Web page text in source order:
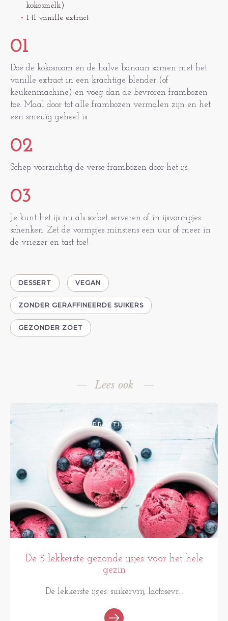
kokosmelk)
1 tl vanille extract
01
Doe de kokosroom en de halve banaan samen met het
vanille extract in een krachtige blender (of
keukenmachine) en voeg dan de bevroren frambozen
toe. Maal door tot alle frambozen vermalen zijn en het
een smeuïg geheel is.
02
Schep voorzichtig de verse frambozen door het ijs.
03
Je kunt het ijs nu als sorbet serveren of in ijsvormpjes
schenken. Zet de vormpjes minstens een uur of meer in
de vriezer en tast toe!
DESSERT VEGAN
ZONDER GERAFFINEERDE SUIKERS
GEZONDER ZOET
Lees ook
PRAKTISCH
De 5 lekkerste gezonde ijsjes voor het hele
gezin
De lekkerste ijsjes: suikervrij, lactosevr...